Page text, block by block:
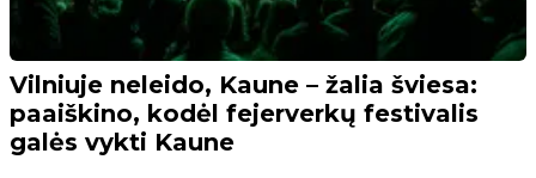
Vilniuje neleido, Kaune – žalia šviesa:
paaiškino, kodėl fejerverkų festivalis
galės vykti Kaune